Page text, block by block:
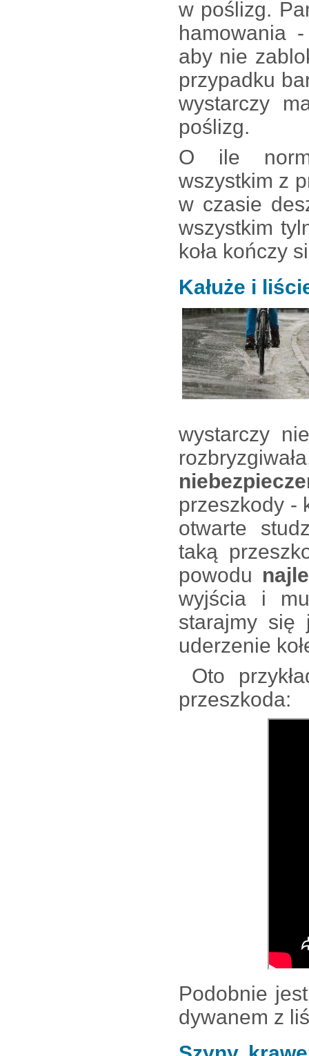
w poślizg.
hamowania
aby nie
przypadku
wystarczy
poślizg.
O ile
wszystkim z
w czasie
wszystkim
koła kończy
Kałuże i
wystarczy
przeszkody -
otwarte
taką
powodu
wyjścia i
starajmy się
uderzenie
Oto
przeszkoda:
Podobnie
dywanem z